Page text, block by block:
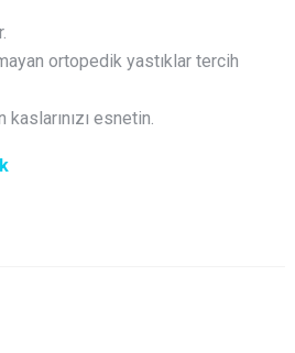
ortopedik yastıklar tercih
esnetin.